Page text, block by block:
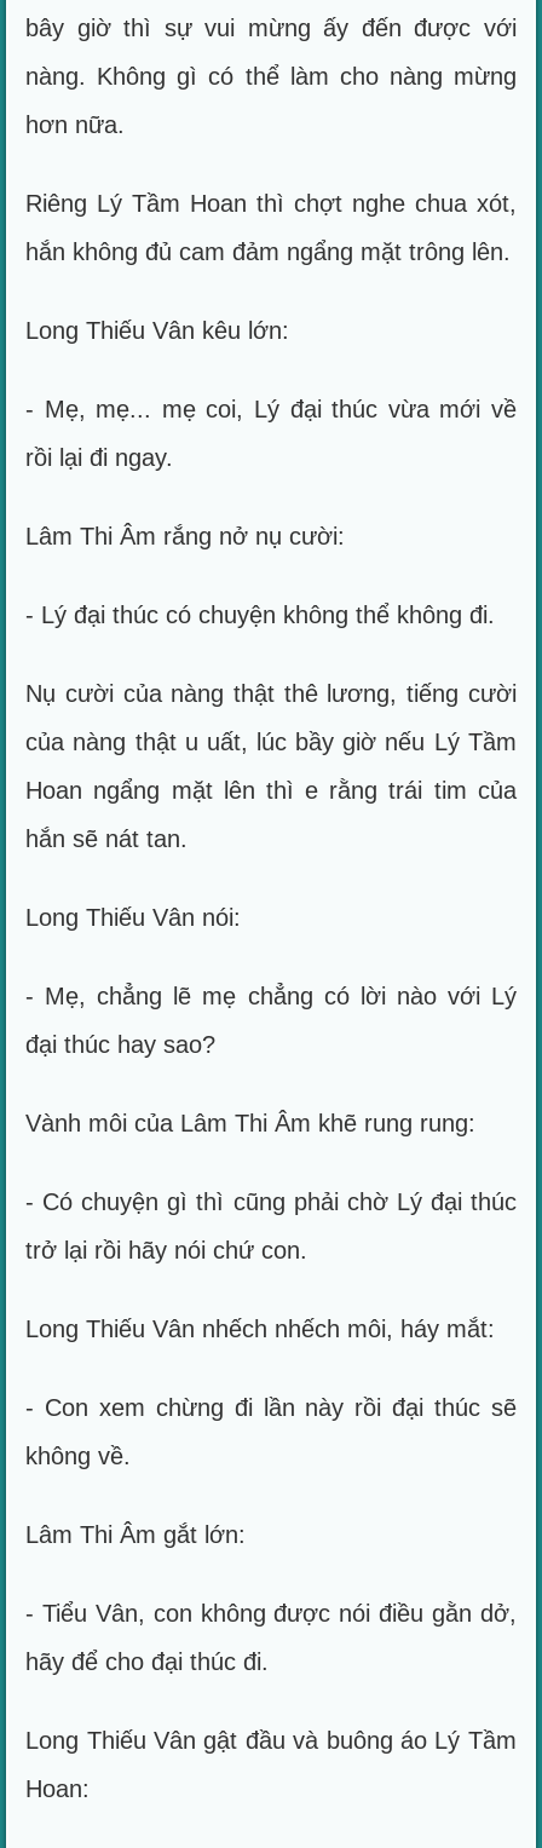
bây giờ thì sự vui mừng ấy đến được với
nàng. Không gì có thể làm cho nàng mừng
hơn nữa.
Riêng Lý Tầm Hoan thì chợt nghe chua xót,
hắn không đủ cam đảm ngẩng mặt trông lên.
Long Thiếu Vân kêu lớn:
- Mẹ, mẹ... mẹ coi, Lý đại thúc vừa mới về
rồi lại đi ngay.
Lâm Thi Âm rắng nở nụ cười:
- Lý đại thúc có chuyện không thể không đi.
Nụ cười của nàng thật thê lương, tiếng cười
của nàng thật u uất, lúc bầy giờ nếu Lý Tầm
Hoan ngẩng mặt lên thì e rằng trái tim của
hắn sẽ nát tan.
Long Thiếu Vân nói:
- Mẹ, chẳng lẽ mẹ chẳng có lời nào với Lý
đại thúc hay sao?
Vành môi của Lâm Thi Âm khẽ rung rung:
- Có chuyện gì thì cũng phải chờ Lý đại thúc
trở lại rồi hãy nói chứ con.
Long Thiếu Vân nhếch nhếch môi, háy mắt:
- Con xem chừng đi lần này rồi đại thúc sẽ
không về.
Lâm Thi Âm gắt lớn:
- Tiểu Vân, con không được nói điều gằn dở,
hãy để cho đại thúc đi.
Long Thiếu Vân gật đầu và buông áo Lý Tầm
Hoan: